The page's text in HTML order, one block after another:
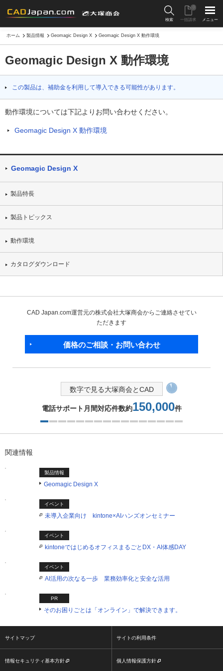
検索 一括請求
0
メニュー
ホーム 製品情報 Geomagic Design X Geomagic Design X 動作環境
Geomagic Design X 動作環境
この製品は、補助金を利用して導入できる可能性があります。
動作環境については下記よりお問い合わせください。
Geomagic Design X 動作環境
Geomagic Design X
製品特長
製品トピックス
動作環境
カタログダウンロード
CAD Japan.com運営元の株式会社大塚商会からご連絡させてい
ただきます
価格のご相談・お問い合わせ
数字で見る大塚商会とCAD
電話サポート月間対応件数約150,000件
関連情報
製品情報
Geomagic Design X
イベント
未導入企業向け kintone×AIハンズオンセミナー
イベント
kintoneではじめるオフィスまるごとDX・AI体感DAY
イベント
AI活用の次なる一歩 業務効率化と安全な活用
PR
そのお困りごとは「オンライン」で解決できます。
サイトマップ サイトの利用条件
情報セキュリティ基本方針 個人情報保護方針